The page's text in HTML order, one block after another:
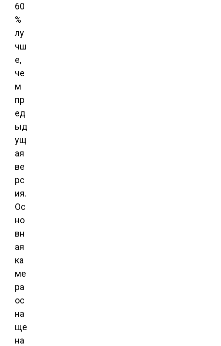
60
%
лу
чш
е,
че
м
пр
ед
ыд
ущ
ая
ве
рс
ия.
Ос
но
вн
ая
ка
ме
ра
ос
на
ще
на